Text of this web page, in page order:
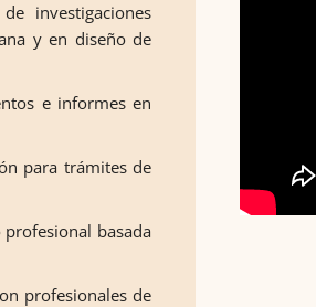
investigaciones
y en diseño de
e informes en
para trámites de
basada
profesionales de